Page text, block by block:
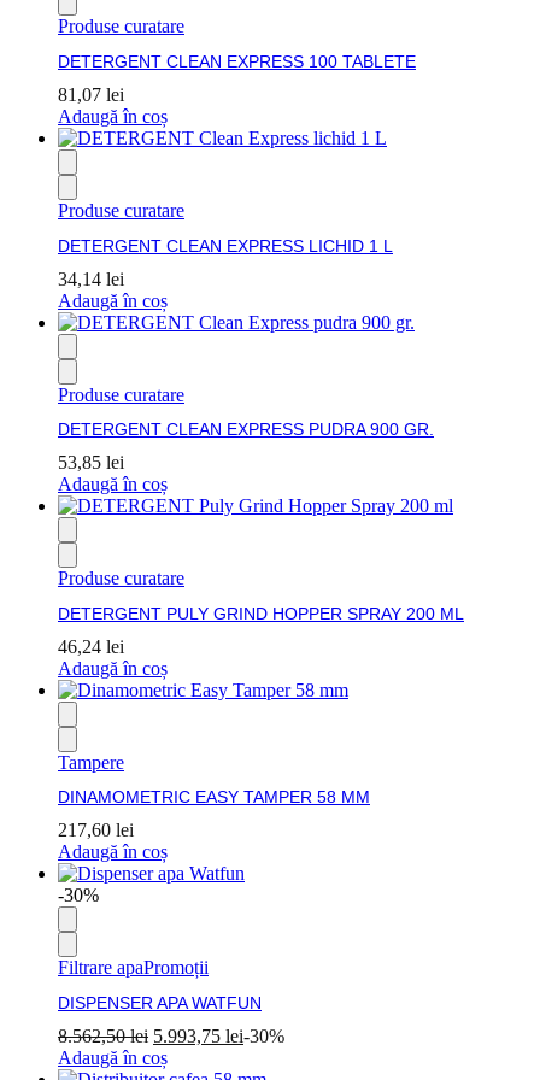
Produse curatare
DETERGENT CLEAN EXPRESS 100 TABLETE
81,07 lei
Adaugă în coș
Produse curatare
DETERGENT CLEAN EXPRESS LICHID 1 L
34,14 lei
Adaugă în coș
Produse curatare
DETERGENT CLEAN EXPRESS PUDRA 900 GR.
53,85 lei
Adaugă în coș
Produse curatare
DETERGENT PULY GRIND HOPPER SPRAY 200 ML
46,24 lei
Adaugă în coș
Tampere
DINAMOMETRIC EASY TAMPER 58 MM
217,60 lei
Adaugă în coș
-30%
Filtrare apaPromoții
DISPENSER APA WATFUN
8.562,50lei 5.993,75 lei-30%
Adaugă în coș